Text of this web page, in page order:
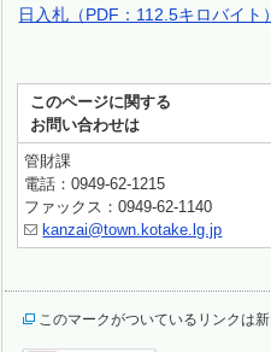
日入札（PDF：112.5キロバイト
このページに関する
お問い合わせは
管財課
電話：0949-62-1215
ファックス：0949-62-1140
kanzai@town.kotake.lg.jp
このマークがついているリンクは